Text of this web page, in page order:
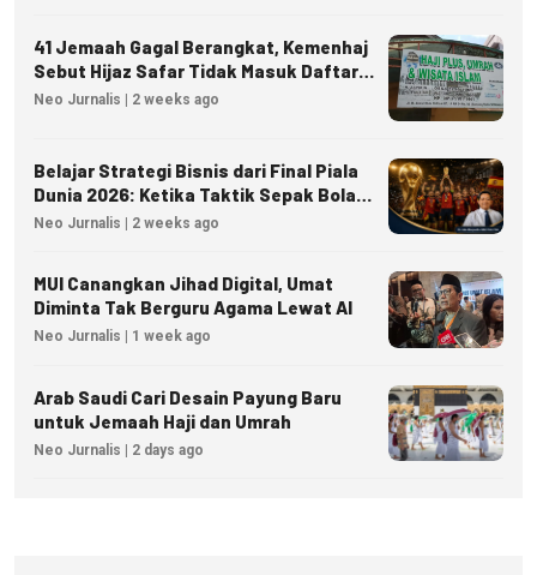
41 Jemaah Gagal Berangkat, Kemenhaj
Sebut Hijaz Safar Tidak Masuk Daftar
Resmi PPIU
Neo Jurnalis | 2 weeks ago
Belajar Strategi Bisnis dari Final Piala
Dunia 2026: Ketika Taktik Sepak Bola
Menjadi Inspirasi Kesuksesan Bisnis
Neo Jurnalis | 2 weeks ago
MUI Canangkan Jihad Digital, Umat
Diminta Tak Berguru Agama Lewat AI
Neo Jurnalis | 1 week ago
Arab Saudi Cari Desain Payung Baru
untuk Jemaah Haji dan Umrah
Neo Jurnalis | 2 days ago